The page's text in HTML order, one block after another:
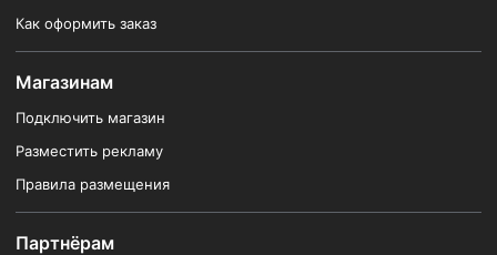
Как оформить заказ
Магазинам
Подключить магазин
Разместить рекламу
Правила размещения
Партнёрам